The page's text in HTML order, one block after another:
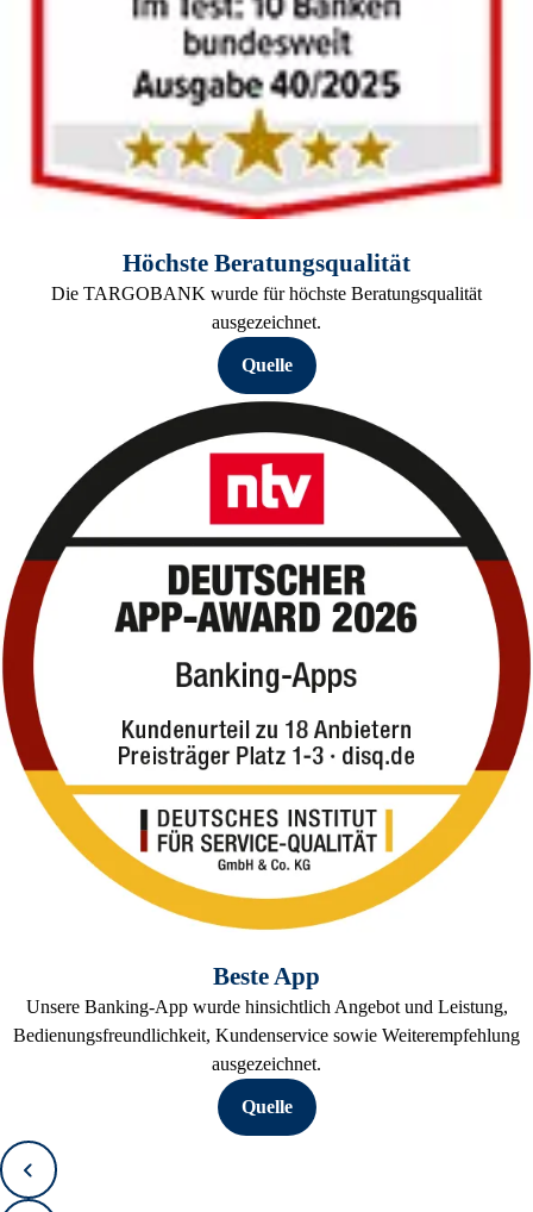
Höchste Beratungsqualität
Die TARGOBANK wurde für höchste Beratungsqualität
ausgezeichnet.
Quelle
Beste App
Unsere Banking-App wurde hinsichtlich Angebot und Leistung,
Bedienungsfreundlichkeit, Kundenservice sowie Weiterempfehlung
ausgezeichnet.
Quelle
Zurück